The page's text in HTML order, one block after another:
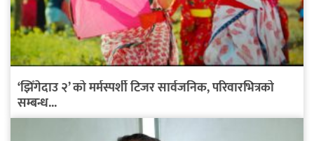
‘झिँगेदाउ २’ को मर्मस्पर्शी टिजर सार्वजनिक, परिवारभित्रको
सम्बन्ध...